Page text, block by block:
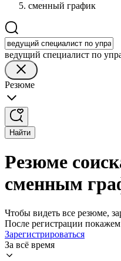
сменный график
ведущий специалист по
Резюме
Найти
Резюме
сменным
Чтобы видеть все резюме,
После регистрации
Зарегистрироваться
За всё время